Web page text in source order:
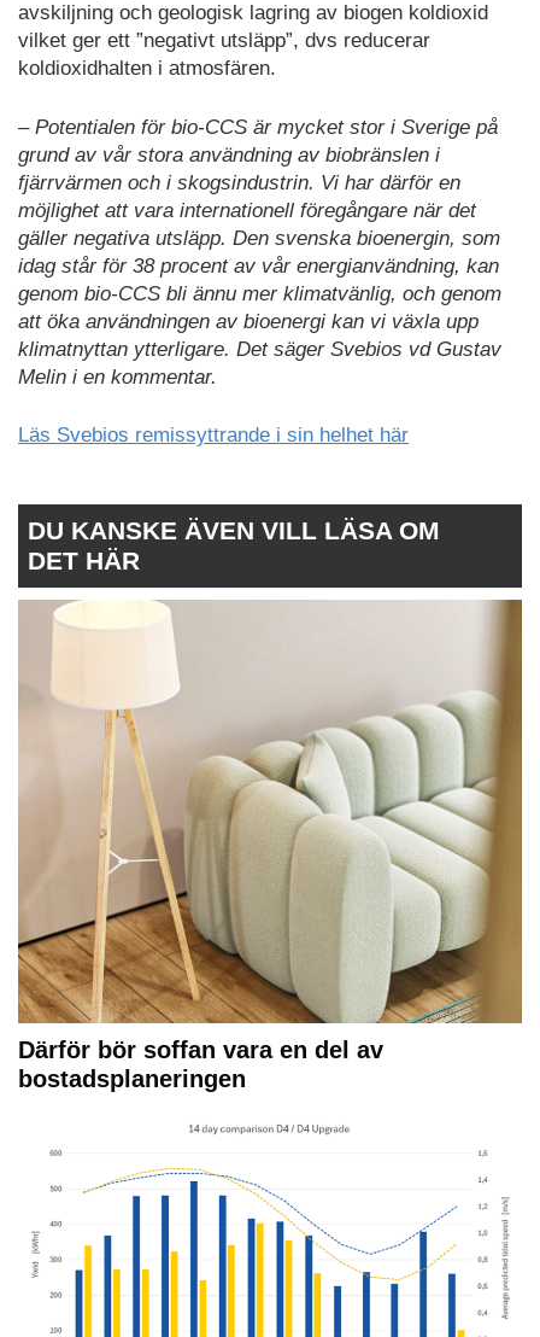
avskiljning och geologisk lagring av biogen koldioxid
vilket ger ett ”negativt utsläpp”, dvs reducerar
koldioxidhalten i atmosfären.
– Potentialen för bio-CCS är mycket stor i Sverige på
grund av vår stora användning av biobränslen i
fjärrvärmen och i skogsindustrin. Vi har därför en
möjlighet att vara internationell föregångare när det
gäller negativa utsläpp. Den svenska bioenergin, som
idag står för 38 procent av vår energianvändning, kan
genom bio-CCS bli ännu mer klimatvänlig, och genom
att öka användningen av bioenergi kan vi växla upp
klimatnyttan ytterligare. Det säger Svebios vd Gustav
Melin i en kommentar.
Läs Svebios remissyttrande i sin helhet här
DU KANSKE ÄVEN VILL LÄSA OM
DET HÄR
Därför bör soffan vara en del av
bostadsplaneringen